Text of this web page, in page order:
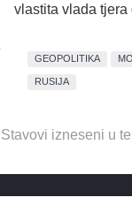
vlastita vlada
GEOPOLITIKA
RUSIJA
Stavovi izneseni u